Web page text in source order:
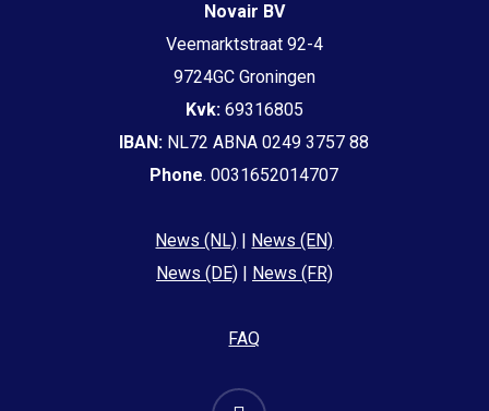
Novair BV
Veemarktstraat 92-4
9724GC Groningen
Kvk:69316805
IBAN: NL72 ABNA 0249 3757 88
Phone. 0031652014707
News (NL) | News (EN)
News (DE)| News (FR)
FAQ
email